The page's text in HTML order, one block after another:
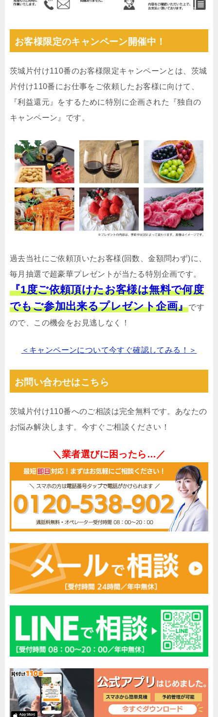
お客様限定のキャンペーン開催中！
茨城片付け110番のお客様限定キャンペーンとは、茨城
片付け110番にお仕事をご依頼したお客様に向けて、
『利益還元』をするために特別に企画された『独自の
キャンペーン』です。
過去当社にご依頼頂いたお客様(回数、金額問わず)に、
毎月抽選で超豪華プレゼントが当たる特別企画です。
『1度ご依頼頂けたお客様は無料で何度
でもご参加出来るプレゼント企画』です
ので、この機会をお見逃しなく！
＜キャンペーンについて今すぐ確認してみる！＞
お問い合わせはこちら
茨城片付け110番へのご相談は完全無料です。あなたの
お悩み解決します。今すぐご相談ください！
＼業者選びに困ったら…／